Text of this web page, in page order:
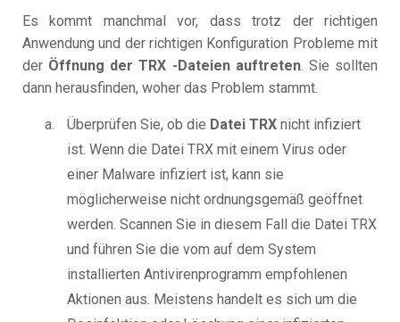
Es kommt manchmal vor, dass trotz der richtigen
Anwendung und der richtigen Konfiguration Probleme mit
der Öffnung der TRX -Dateien auftreten. Sie sollten
dann herausfinden, woher das Problem stammt.
Überprüfen Sie, ob die Datei TRX nicht infiziert
ist. Wenn die Datei TRX mit einem Virus oder
einer Malware infiziert ist, kann sie
möglicherweise nicht ordnungsgemäß geöffnet
werden. Scannen Sie in diesem Fall die Datei TRX
und führen Sie die vom auf dem System
installierten Antivirenprogramm empfohlenen
Aktionen aus. Meistens handelt es sich um die